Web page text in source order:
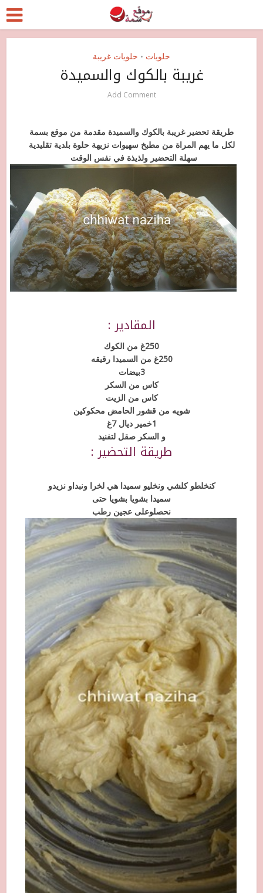
حلويات • حلويات غريبة
غريبة بالكوك والسميدة
Add Comment
طريقة تحضير غريبة بالكوك والسميدة مقدمة من موقع بسمة
لكل ما يهم المراة من مطبخ سهيوات نزيهة حلوة بلدية تقليدية
سهلة التحضير ولذيذة في نفس الوقت
المقادير :
250غ من الكوك
250غ من السميدا رقيقه
3بيضات
كاس من السكر
كاس من الزيت
شويه من قشور الحامض محكوكين
1خمير ديال 7غ
و السكر صقل لتفنيد
طريقة التحضير :
كنخلطو كلشي ونخليو سميدا هي لخرا ونبداو نزيدو
سميدا بشويا بشويا حتى
نحصلوعلى عجين رطب